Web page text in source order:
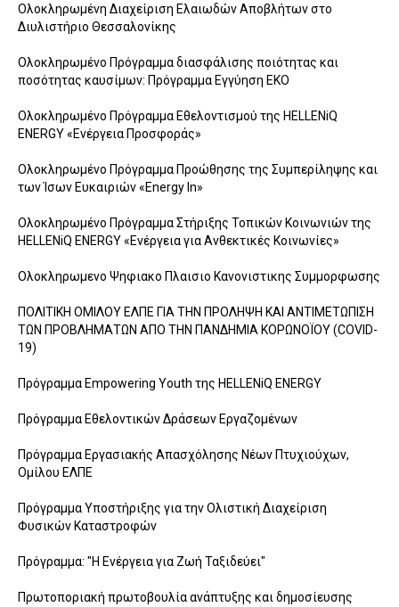
Ολοκληρωμένη Διαχείριση Ελαιωδών Αποβλήτων στo
Διυλιστήριο Θεσσαλονίκης
Ολοκληρωμένο Πρόγραμμα διασφάλισης ποιότητας και
ποσότητας καυσίμων: Πρόγραμμα Εγγύηση ΕΚΟ
Ολοκληρωμένο Πρόγραμμα Εθελοντισμού της HELLENiQ
ENERGY «Ενέργεια Προσφοράς»
Ολοκληρωμένο Πρόγραμμα Προώθησης της Συμπερίληψης και
των Ίσων Ευκαιριών «Energy In»
Ολοκληρωμένο Πρόγραμμα Στήριξης Τοπικών Κοινωνιών της
HELLENiQ ENERGY «Ενέργεια για Ανθεκτικές Κοινωνίες»
Ολοκληρωμενο Ψηφιακο Πλαισιο Κανονιστικης Συμμορφωσης
ΠΟΛΙΤΙΚΗ ΟΜΙΛΟΥ ΕΛΠΕ ΓΙΑ ΤΗΝ ΠΡΟΛΗΨΗ ΚΑΙ ΑΝΤΙΜΕΤΩΠΙΣΗ
ΤΩΝ ΠΡΟΒΛΗΜΑΤΩΝ ΑΠΟ ΤΗΝ ΠΑNΔΗΜΙΑ ΚΟΡΩΝΟΪΟΥ (COVID-
19)
Πρόγραμμα Empowering Youth της HELLENiQ ENERGY
Πρόγραμμα Εθελοντικών Δράσεων Εργαζομένων
Πρόγραμμα Εργασιακής Απασχόλησης Νέων Πτυχιούχων,
Ομίλου ΕΛΠΕ
Πρόγραμμα Υποστήριξης για την Ολιστική Διαχείριση
Φυσικών Καταστροφών
Πρόγραμμα: "Η Ενέργεια για Ζωή Ταξιδεύει"
Πρωτοποριακή πρωτοβουλία ανάπτυξης και δημοσίευσης